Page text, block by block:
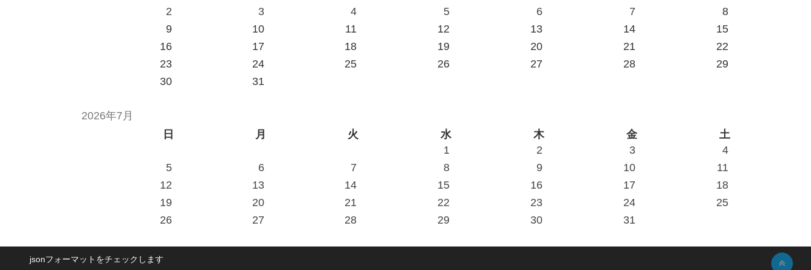
2 3 4 5 6 7
8
9
10 11 12 13 14
15
16
17 18 19 20 21
22
23
24 25 26 27 28
29
30
31
2026年7月
日
月 火 水 木 金
土
1
2 3
4
5
6 7 8 9 10
11
12
13 14 15 16 17
18
19
20 21 22 23 24
25
26
27 28 29 30 31
jsonフォーマットをチェックします